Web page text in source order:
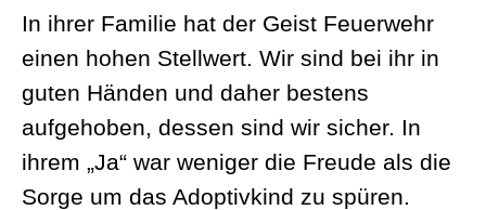
In ihrer Familie hat der Geist Feuerwehr
einen hohen Stellwert. Wir sind bei ihr in
guten Händen und daher bestens
aufgehoben, dessen sind wir sicher. In
ihrem „Ja“ war weniger die Freude als die
Sorge um das Adoptivkind zu spüren.